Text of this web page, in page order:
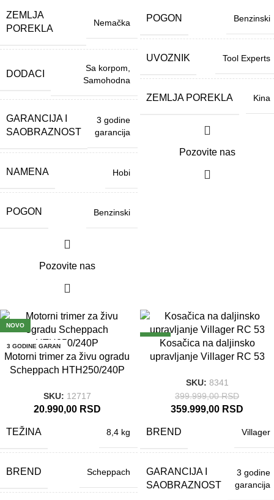
ZEMLJA
POREKLA
Nemačka
DODACI
Sa korpom,
Samohodna
GARANCIJA I
SAOBRAZNOST
3 godine
garancija
NAMENA Hobi
POGON Benzinski
Pozovite nas
POGON Benzinski
UVOZNIK Tool Experts
ZEMLJA POREKLA Kina
Pozovite nas
NOVO
3 GODINE GARAN
CIJA
Motorni trimer za živu ogradu
Scheppach HTH250/240P
SKU: 12717
20.990,00 RSD
TEŽINA 8,4 kg
BREND Scheppach
NOVO
3 GODINE GARAN
Kosačica na daljinsko
upravljanje Villager RC 53
SKU: 8341
399.999,00RSD
359.999,00 RSD
BREND Villager
GARANCIJA I
SAOBRAZNOST
3 godine
garancija